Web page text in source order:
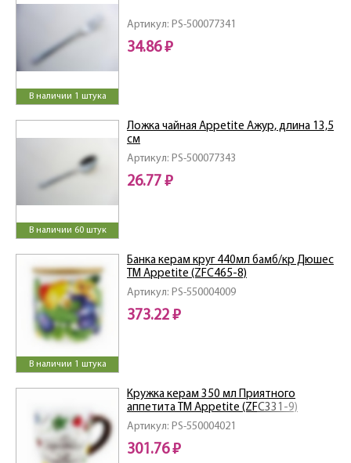
В наличии 1 штука
Артикул: PS-500077341
34.86 ₽
В наличии 60 штук
Артикул: PS-500077343
Ложка чайная Appetite Ажур, длина 13,5
см
26.77 ₽
В наличии 1 штука
Артикул: PS-550004009
Банка керам круг 440мл бамб/кр Дюшес
ТМ Appetite (ZFC465-8)
373.22 ₽
Артикул: PS-550004021
Кружка керам 350 мл Приятного
аппетита ТМ Appetite (ZFC331-9)
301.76 ₽